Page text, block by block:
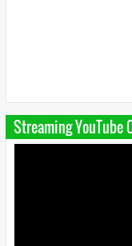
Streaming YouTube